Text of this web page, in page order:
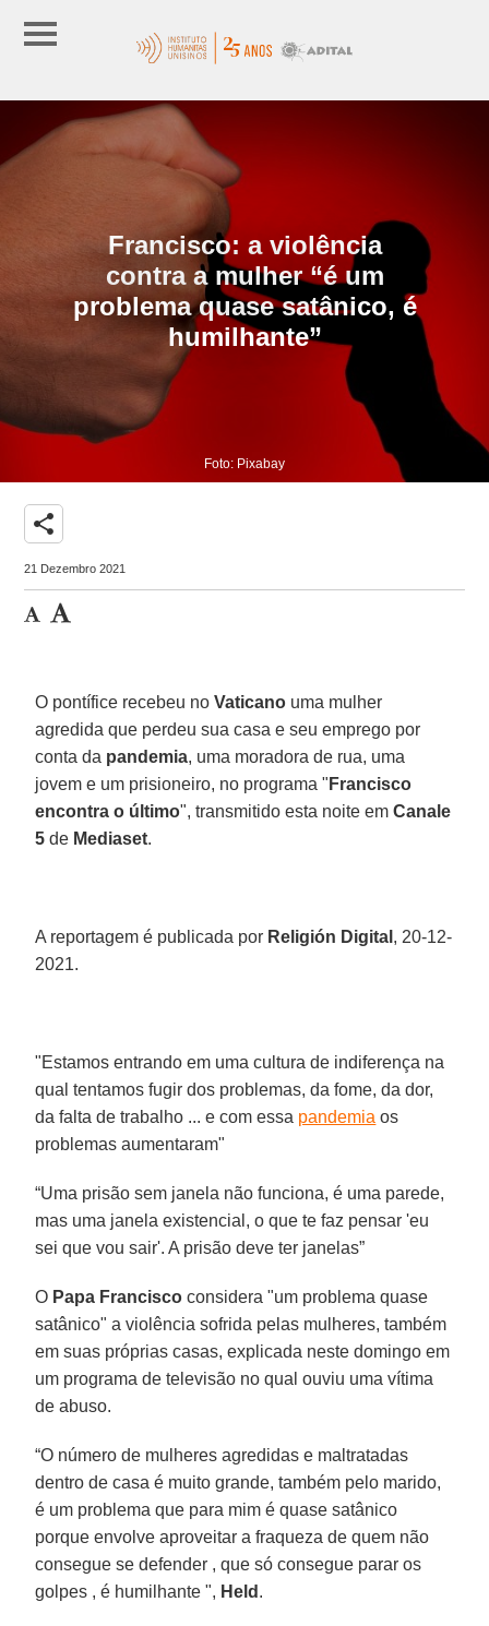
Francisco: a violência
contra a mulher “é um
problema quase satânico, é
humilhante”
Foto: Pixabay
share
21 Dezembro 2021
O pontífice recebeu noVaticano uma mulher
agredida que perdeu sua casa e seu emprego por
conta da pandemia, uma moradora de rua, uma
jovem e um prisioneiro, no programa " Francisco
encontra o último", transmitido esta noite emCanale
5 de Mediaset.
A reportagem é publicada por Religión Digital , 20-12-
2021.
"Estamos entrando em uma cultura de indiferença na
qual tentamos fugir dos problemas, da fome, da dor,
da falta de trabalho ... e com essa pandemia os
problemas aumentaram"
“Uma prisão sem janela não funciona, é uma parede,
mas uma janela existencial, o que te faz pensar 'eu
sei que vou sair'. A prisão deve ter janelas”
O Papa Francisco considera "um problema quase
satânico" a violência sofrida pelas mulheres, também
em suas próprias casas, explicada neste domingo em
um programa de televisão no qual ouviu uma vítima
de abuso.
“O número de mulheres agredidas e maltratadas
dentro de casa é muito grande, também pelo marido,
é um problema que para mim é quase satânico
porque envolve aproveitar a fraqueza de quem não
consegue se defender , que só consegue parar os
golpes , é humilhante ", Held .